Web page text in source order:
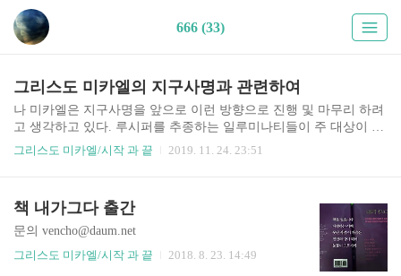
666 (33)
그리스도 미카엘의 지구사명과 관련하여
나 미카엘은 지구사명을 앞으로 이런 방향으로 진행 및 마무리 하려
고 생각하고 있다. 루시퍼를 추종하는 일루미나티들이 주 대상이 되
겠지만 천사군단 하늘의 인도를 무시하고 하나님께 돌아가기를 완
그리스도 미카엘/시작 과 끝 2019. 11. 24. 23:51
책 내가그다 출간
문의 vencho@daum.net
그리스도 미카엘/시작 과 끝
2018. 8. 23. 14:49